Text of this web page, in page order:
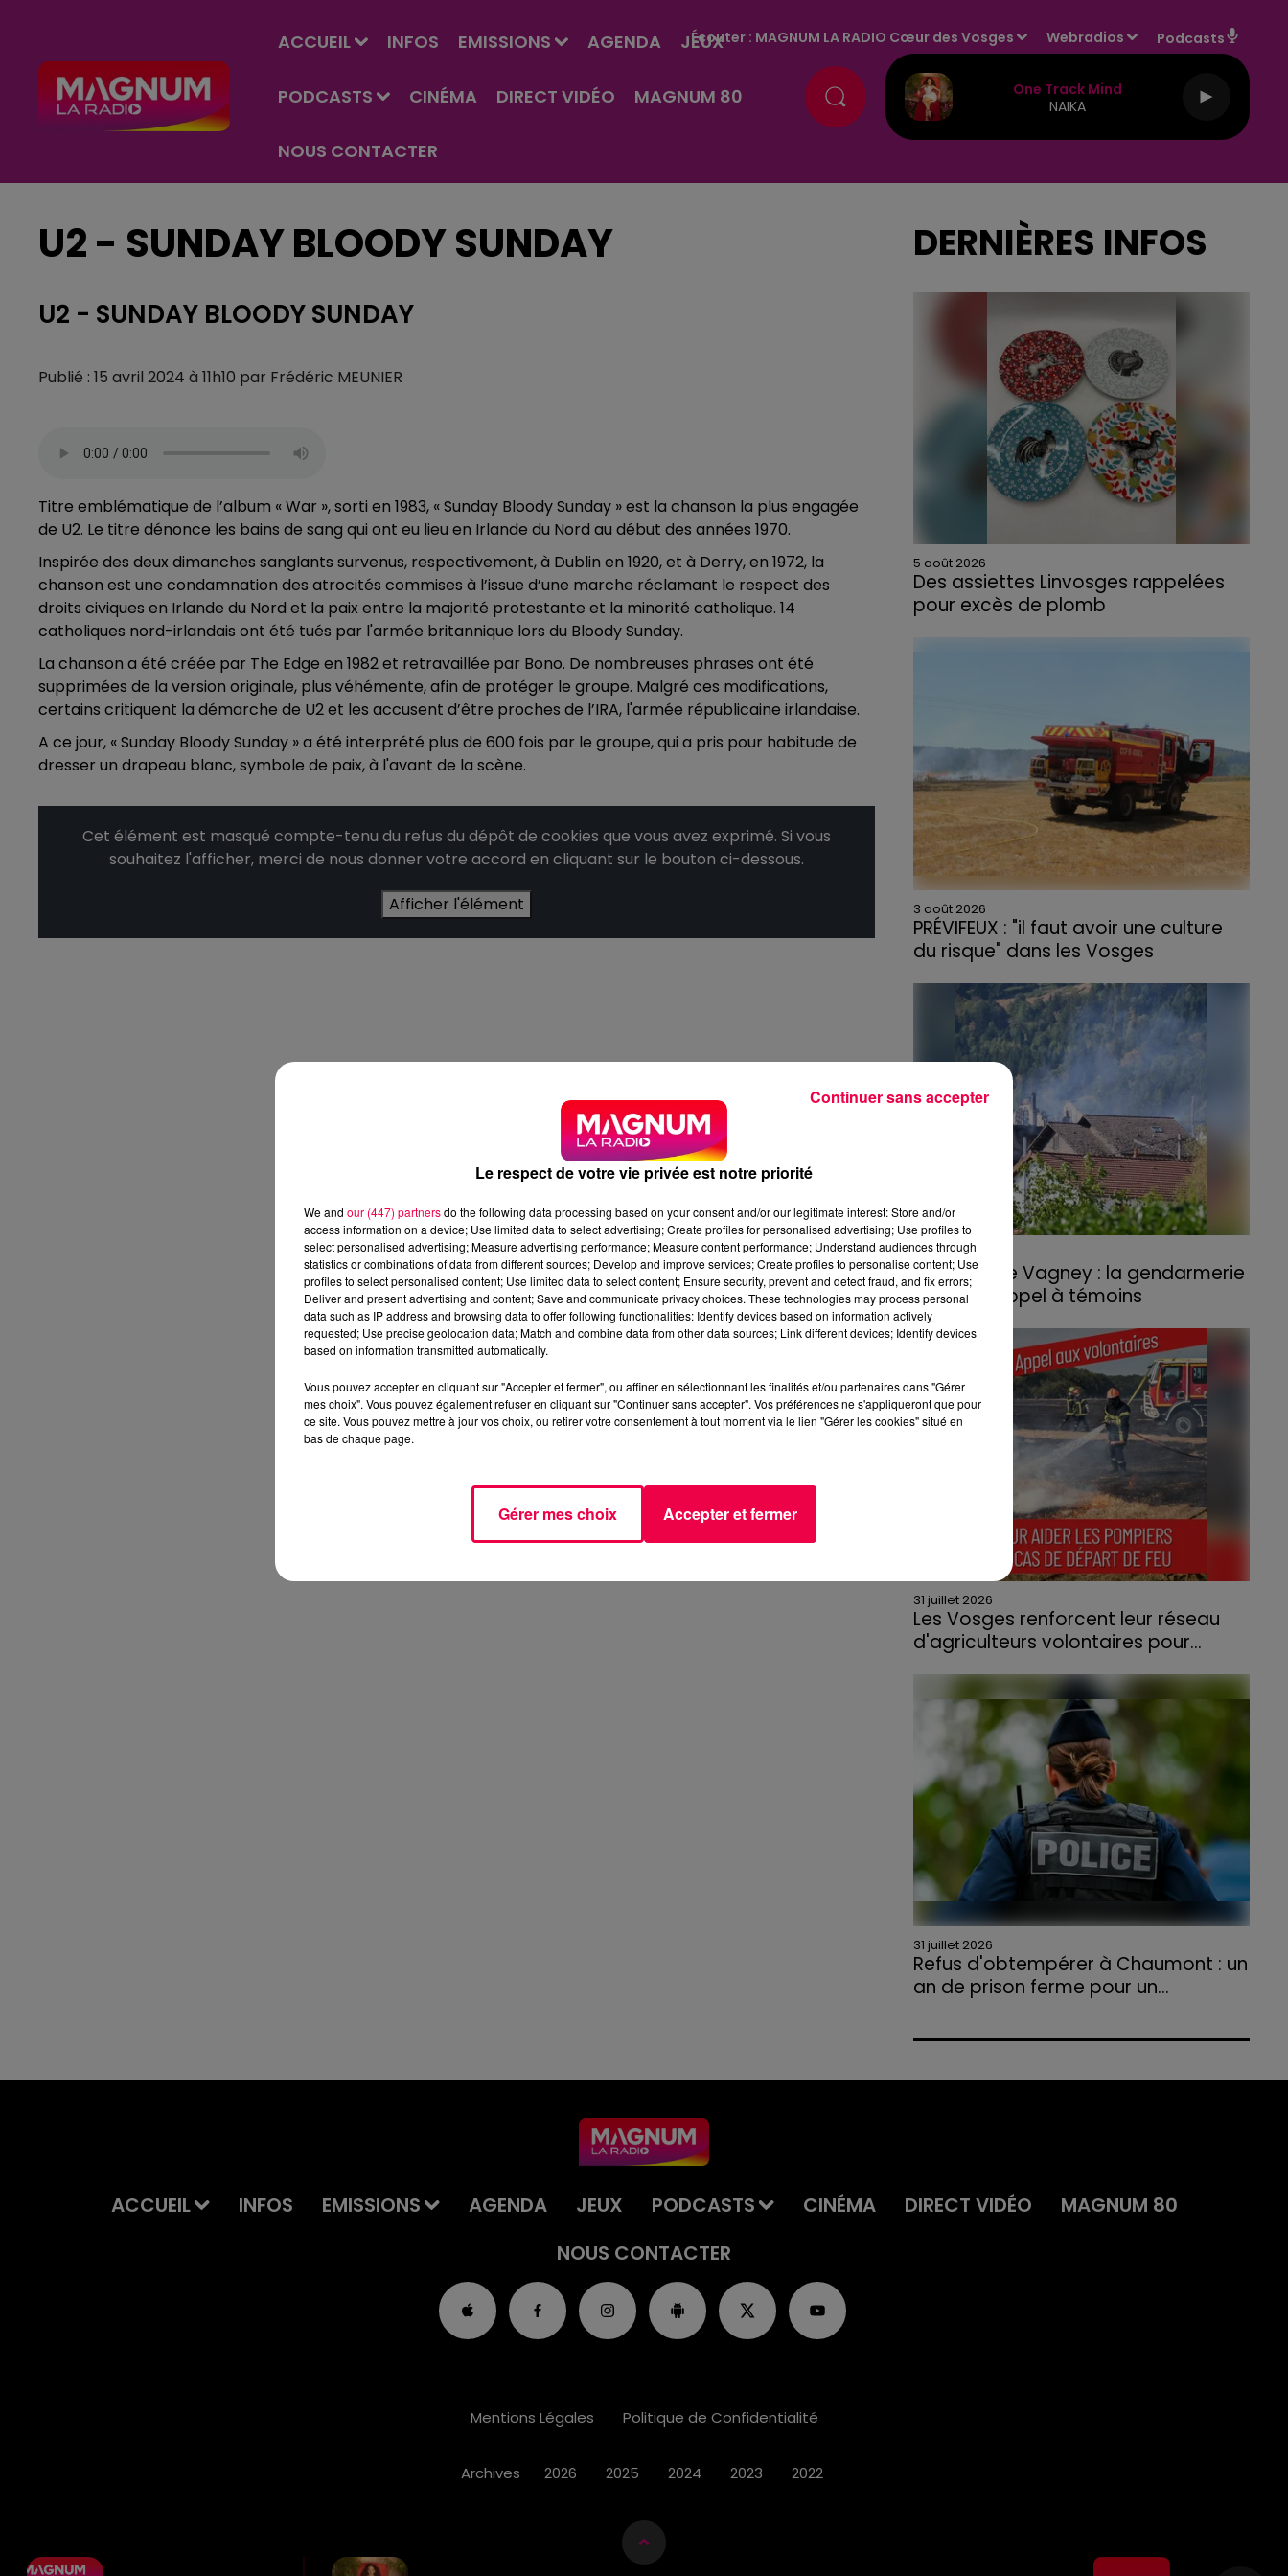
ACCUEIL INFOS EMISSIONS AGENDA JEUX
PODCASTS CINÉMA DIRECT VIDÉO MAGNUM 80
NOUS CONTACTER
Écouter : MAGNUM LA RADIO Cœur des Vosges Webradios Podcasts
One Track Mind
NAIKA
U2 - SUNDAY BLOODY SUNDAY
U2 - SUNDAY BLOODY SUNDAY
Publié : 15 avril 2024 à 11h10 par Frédéric MEUNIER
Titre emblématique de l’album « War », sorti en 1983, « Sunday Bloody Sunday » est la chanson la plus engagée
de U2. Le titre dénonce les bains de sang qui ont eu lieu en Irlande du Nord au début des années 1970.
Inspirée des deux dimanches sanglants survenus, respectivement, à Dublin en 1920, et à Derry, en 1972, la
chanson est une condamnation des atrocités commises à l’issue d’une marche réclamant le respect des
droits civiques en Irlande du Nord et la paix entre la majorité protestante et la minorité catholique. 14
catholiques nord-irlandais ont été tués par l'armée britannique lors du Bloody Sunday.
La chanson a été créée par The Edge en 1982 et retravaillée par Bono. De nombreuses phrases ont été
supprimées de la version originale, plus véhémente, afin de protéger le groupe. Malgré ces modifications,
certains critiquent la démarche de U2 et les accusent d’être proches de l’IRA, l'armée républicaine irlandaise.
A ce jour, « Sunday Bloody Sunday » a été interprété plus de 600 fois par le groupe, qui a pris pour habitude de
dresser un drapeau blanc, symbole de paix, à l'avant de la scène.
Cet élément est masqué compte-tenu du refus du dépôt de cookies que vous avez exprimé. Si vous
souhaitez l'afficher, merci de nous donner votre accord en cliquant sur le bouton ci-dessous.
Afficher l'élément
DERNIÈRES INFOS
5 août 2026
Des assiettes Linvosges rappelées
pour excès de plomb
3 août 2026
PRÉVIFEUX : "il faut avoir une culture
du risque" dans les Vosges
3 août 2026
Incendie de Vagney : la gendarmerie
lance un appel à témoins
Le feu, parti d'une haie avant de se propager
au quartier résidentiel, avait détruit deux
habitations et contraint à l'évacuation d'une
centaine de personnes.
31 juillet 2026
Les Vosges renforcent leur réseau
d'agriculteurs volontaires pour...
départs de feu, la Chambre d'agriculture
des Vosges a lancé un appel aux
agriculteurs volontaires pour venir en aide...
31 juillet 2026
Refus d'obtempérer à Chaumont : un
an de prison ferme pour un...
l'annulation de son permis et la confiscation
ACCUEIL INFOS EMISSIONS AGENDA JEUX PODCASTS CINÉMA DIRECT VIDÉO
MAGNUM 80
NOUS CONTACTER
Mentions Légales Politique de Confidentialité
Archives 2026 2025 2024 2023 2022
Le respect de votre vie privée est notre priorité
We and our (447) partnersdo the following data processing based on your consent and/or our legitimate interest: Store and/or
access information on a device; Use limited data to select advertising; Create profiles for personalised advertising; Use profiles to
select personalised advertising; Measure advertising performance; Measure content performance; Understand audiences through
statistics or combinations of data from different sources; Develop and improve services; Create profiles to personalise content; Use
profiles to select personalised content; Use limited data to select content; Ensure security, prevent and detect fraud, and fix errors;
Deliver and present advertising and content; Save and communicate privacy choices. These technologies may process personal
data such as IP address and browsing data to offer following functionalities: Identify devices based on information actively
requested; Use precise geolocation data; Match and combine data from other data sources; Link different devices; Identify devices
based on information transmitted automatically.
Vous pouvez accepter en cliquant sur "Accepter et fermer", ou affiner en sélectionnant les finalités et/ou partenaires dans "Gérer
mes choix". Vous pouvez également refuser en cliquant sur "Continuer sans accepter". Vos préférences ne s'appliqueront que pour
ce site. Vous pouvez mettre à jour vos choix, ou retirer votre consentement à tout moment via le lien "Gérer les cookies" situé en
bas de chaque page.
Gérer mes choix Accepter et fermer
Continuer sans accepter